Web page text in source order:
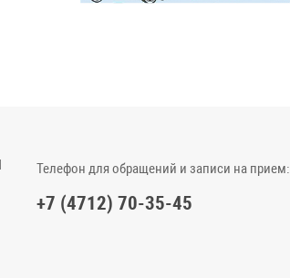
Телефон для обращений и записи на прием:
+7 (4712) 70-35-45